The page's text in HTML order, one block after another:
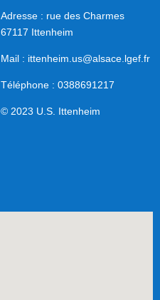
Adresse : rue des Charmes
67117 Ittenheim
Mail : ittenheim.us@alsace.lgef.fr
Téléphone : 0388691217
© 2023 U.S. Ittenheim